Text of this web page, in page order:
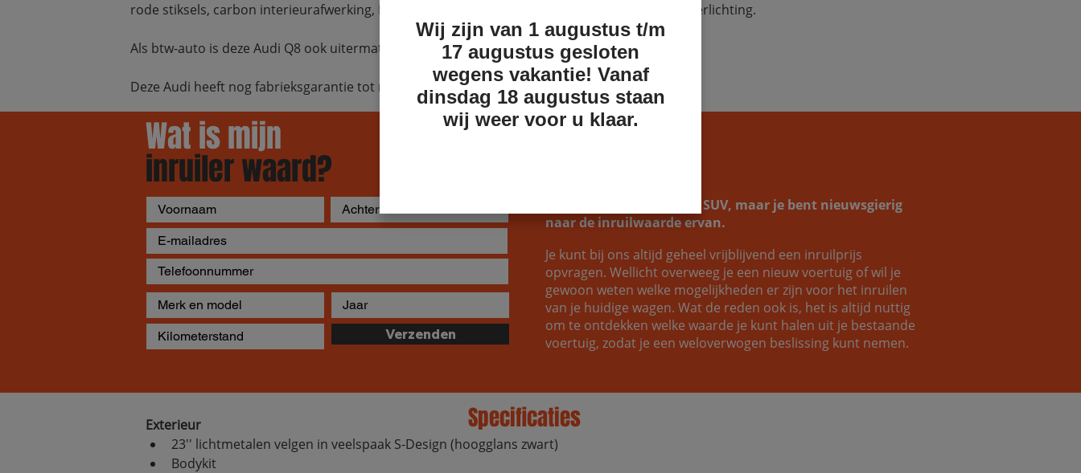
rode stiksels, carbon interieurafwerking, B&O geluidsysteem, HD-matrix koplampen en sfeerverlichting.
Als btw-auto is deze Audi Q8 ook uitermate interessant voor ondernemers.
Deze Audi heeft nog fabrieksgarantie tot maart 2029.
Wat is mijn
inruiler waard?
Verzenden
Je bezit al een pick-up of SUV, maar je bent nieuwsgierig
naar de inruilwaarde ervan.
Je kunt bij ons altijd geheel vrijblijvend een inruilprijs
opvragen. Wellicht overweeg je een nieuw voertuig of wil je
gewoon weten welke mogelijkheden er zijn voor het inruilen
van je huidige wagen. Wat de reden ook is, het is altijd nuttig
om te ontdekken welke waarde je kunt halen uit je bestaande
voertuig, zodat je een weloverwogen beslissing kunt nemen.
Specificaties
Exterieur
23'' lichtmetalen velgen in veelspaak S-Design (hoogglans zwart)
Bodykit
Wij zijn van 1 augustus t/m
17 augustus gesloten
wegens vakantie! Vanaf
dinsdag 18 augustus staan
wij weer voor u klaar.